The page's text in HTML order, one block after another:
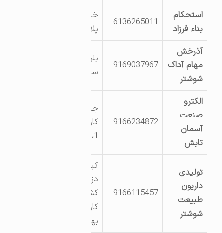
استحکام
بناء فرزاد
6136265011
پلاک 7
آذرخش
مهام آداک
شوشتر
9169037967
بلوار کشاورز -خیابان
سعدی -نبش بازارچه
الکترو
صنعت
آسمان
تابش
9166234872
جاده کشت و صنعت
کارون، شهرک شماره
تولیدی
داریون
طبیعت
شوشتر
9166115457
دزفول _اختصاصی
کشت و صنعت
کارون _روبروی مرکز
بهداری